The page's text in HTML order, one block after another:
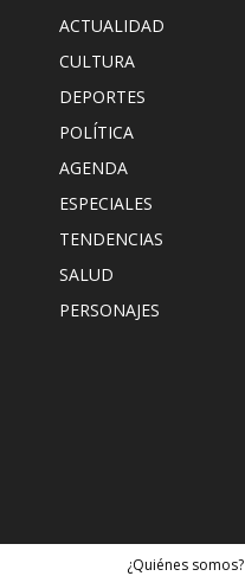
ACTUALIDAD
CULTURA
DEPORTES
POLÍTICA
AGENDA
ESPECIALES
TENDENCIAS
SALUD
PERSONAJES
¿Quiénes somos?